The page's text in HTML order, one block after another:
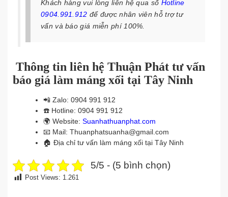
Khách hàng vui lòng liên hệ qua số Hotline
0904.991.912 để được nhân viên hỗ trợ tư
vấn và báo giá miễn phí 100%.
Thông tin liên hệ Thuận Phát tư vấn
báo giá làm máng xối tại Tây Ninh
📲 Zalo: 0904 991 912
☎️ Hotline: 0904 991 912
🌍 Website: Suanhathuanphat.com
📧 Mail: Thuanphatsuanha@gmail.com
🏠 Địa chỉ tư vấn làm máng xối tại Tây Ninh
5/5 - (5 bình chọn)
Post Views: 1.261